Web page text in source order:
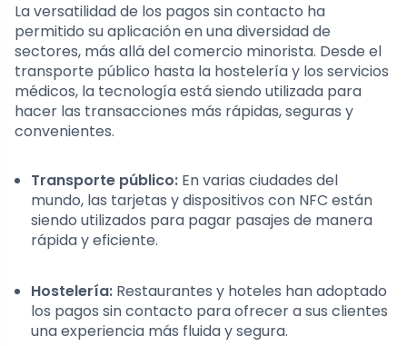
La versatilidad de los pagos sin contacto ha
permitido su aplicación en una diversidad de
sectores, más allá del comercio minorista. Desde el
transporte público hasta la hostelería y los servicios
médicos, la tecnología está siendo utilizada para
hacer las transacciones más rápidas, seguras y
convenientes.
Transporte público: En varias ciudades del
mundo, las tarjetas y dispositivos con NFC están
siendo utilizados para pagar pasajes de manera
rápida y eficiente.
Hostelería: Restaurantes y hoteles han adoptado
los pagos sin contacto para ofrecer a sus clientes
una experiencia más fluida y segura.